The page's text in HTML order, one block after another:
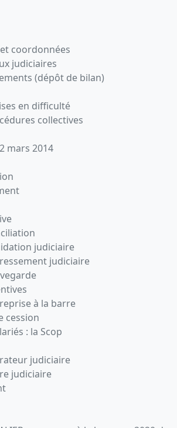
coordonnées
judiciaires
(dépôt de bilan)
en difficulté
collectives
mars 2014
judiciaire
judiciaire
à la barre
cession
: la Scop
judiciaire
judiciaire